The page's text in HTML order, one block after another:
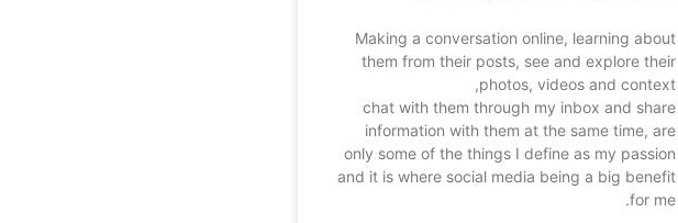
Making a conversation online, learning about
them from their posts, see and explore their
photos, videos and context,
chat with them through my inbox and share
information with them at the same time, are
only some of the things I define as my passion
and it is where social media being a big benefit
for me.